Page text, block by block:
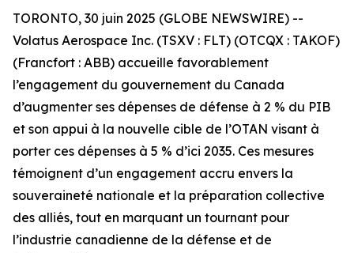
TORONTO, 30 juin 2025 (GLOBE NEWSWIRE) --
Volatus Aerospace Inc. (TSXV : FLT) (OTCQX : TAKOF)
(Francfort : ABB) accueille favorablement
l’engagement du gouvernement du Canada
d’augmenter ses dépenses de défense à 2 % du PIB
et son appui à la nouvelle cible de l’OTAN visant à
porter ces dépenses à 5 % d’ici 2035. Ces mesures
témoignent d’un engagement accru envers la
souveraineté nationale et la préparation collective
des alliés, tout en marquant un tournant pour
l’industrie canadienne de la défense et de